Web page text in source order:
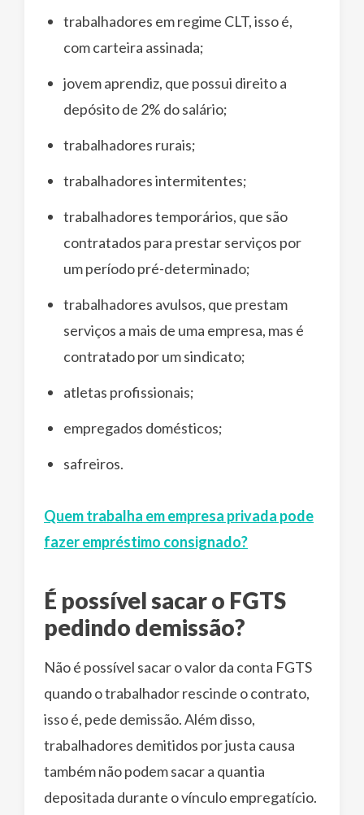
trabalhadores em regime CLT, isso é,
com carteira assinada;
jovem aprendiz, que possui direito a
depósito de 2% do salário;
trabalhadores rurais;
trabalhadores intermitentes;
trabalhadores temporários, que são
contratados para prestar serviços por
um período pré-determinado;
trabalhadores avulsos, que prestam
serviços a mais de uma empresa, mas é
contratado por um sindicato;
atletas profissionais;
empregados domésticos;
safreiros.
Quem trabalha em empresa privada pode
fazer empréstimo consignado?
É possível sacar o FGTS
pedindo demissão?
Não é possível sacar o valor da conta FGTS
quando o trabalhador rescinde o contrato,
isso é, pede demissão. Além disso,
trabalhadores demitidos por justa causa
também não podem sacar a quantia
depositada durante o vínculo empregatício.